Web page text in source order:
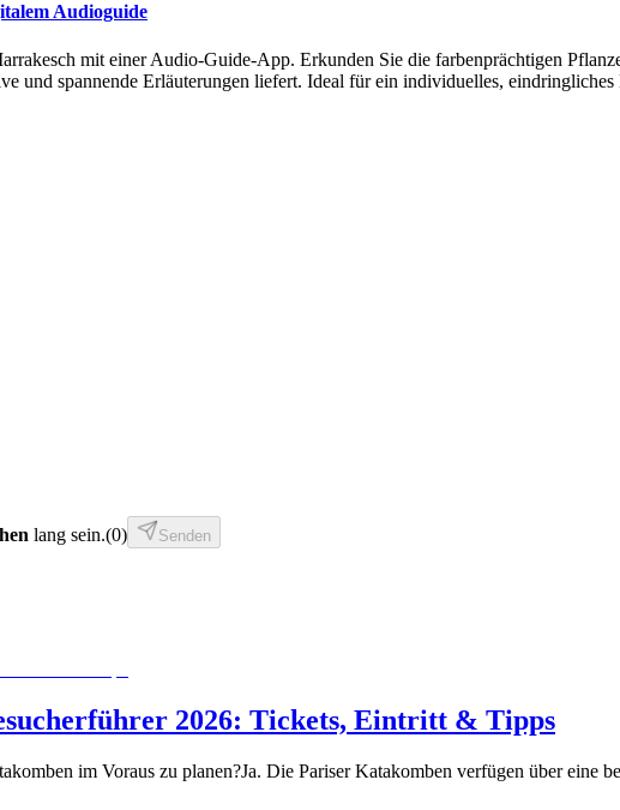
Audioguide
mit einer Audio-Guide-App. Erkunden Sie die farbenprächtigen
und spannende Erläuterungen liefert. Ideal für ein individuelles,
lang sein.(0) Senden
2026: Tickets, Eintritt & Tipps
im Voraus zu planen?Ja. Die Pariser Katakomben verfügen über eine